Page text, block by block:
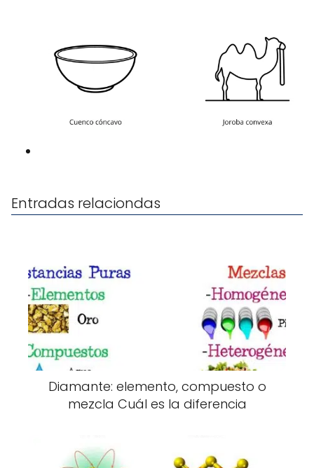
Entradas relaciondas
Diamante: elemento, compuesto o
mezcla Cuál es la diferencia